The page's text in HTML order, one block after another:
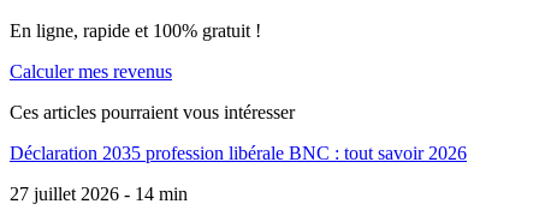
En ligne, rapide et 100% gratuit !
Calculer mes revenus
Ces articles pourraient vous intéresser
Déclaration 2035 profession libérale BNC : tout savoir 2026
27 juillet 2026 - 14 min